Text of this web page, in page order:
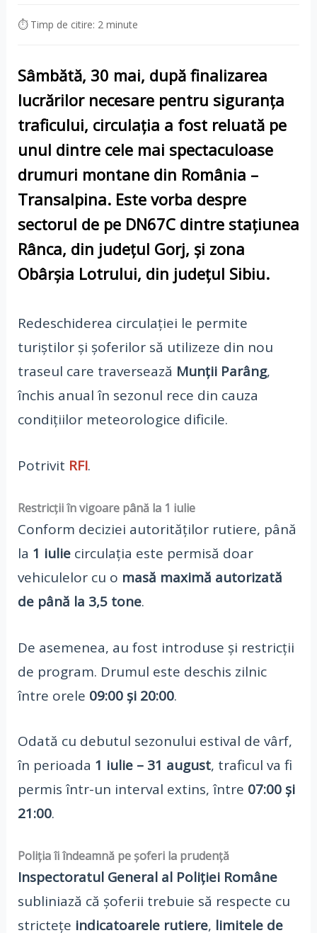
⏱ Timp de citire: 2 minute
Sâmbătă, 30 mai, după finalizarea
lucrărilor necesare pentru siguranța
traficului, circulația a fost reluată pe
unul dintre cele mai spectaculoase
drumuri montane din România –
Transalpina. Este vorba despre
sectorul de pe DN67Cdintre stațiunea
Rânca, din județul Gorj, și zona
Obârșia Lotrului, din județul Sibiu.
Redeschiderea circulației le permite
turiștilor și șoferilor să utilizeze din nou
traseul care traversează Munții Parâng,
închis anual în sezonul rece din cauza
condițiilor meteorologice dificile.
Potrivit RFI.
Restricții în vigoare până la 1 iulie
Conform deciziei autorităților rutiere, până
la 1 iuliecirculația este permisă doar
vehiculelor cu o masă maximă autorizată
de până la 3,5 tone.
De asemenea, au fost introduse și restricții
de program. Drumul este deschis zilnic
între orele 09:00 și 20:00.
Odată cu debutul sezonului estival de vârf,
în perioada 1 iulie – 31 august, traficul va fi
permis într-un interval extins, între 07:00 și
21:00.
Poliția îi îndeamnă pe șoferi la prudență
Inspectoratul General al Poliției Române
subliniază că șoferii trebuie să respecte cu
strictețe indicatoarele rutiere, limitele de